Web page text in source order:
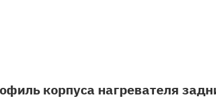
корпуса нагревателя